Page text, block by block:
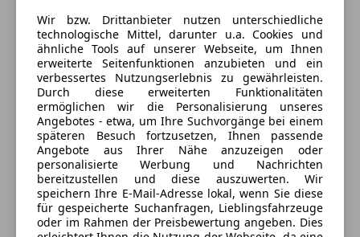
Anbieter kontaktieren
Deine Nachricht
Wir bzw. Drittanbieter nutzen unterschiedliche
technologische Mittel, darunter u.a. Cookies und
ähnliche Tools auf unserer Webseite, um Ihnen
erweiterte Seitenfunktionen anzubieten und ein
verbessertes Nutzungserlebnis zu gewährleisten.
Durch diese erweiterten Funktionalitäten
ermöglichen wir die Personalisierung unseres
Angebotes - etwa, um Ihre Suchvorgänge bei einem
späteren Besuch fortzusetzen, Ihnen passende
Angebote aus Ihrer Nähe anzuzeigen oder
personalisierte Werbung und Nachrichten
bereitzustellen und diese auszuwerten. Wir
speichern Ihre E-Mail-Adresse lokal, wenn Sie diese
für gespeicherte Suchanfragen, Lieblingsfahrzeuge
oder im Rahmen der Preisbewertung angeben. Dies